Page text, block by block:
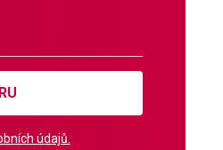
údajů.